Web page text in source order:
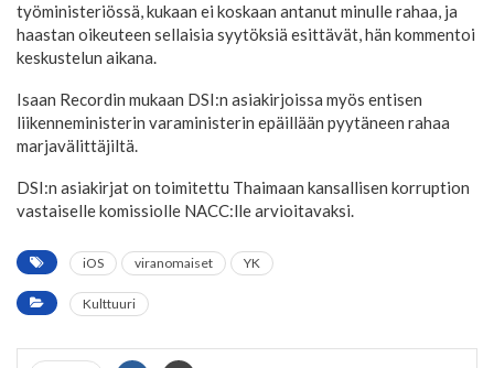
työministeriössä, kukaan ei koskaan antanut minulle rahaa, ja
haastan oikeuteen sellaisia syytöksiä esittävät, hän kommentoi
keskustelun aikana.
Isaan Recordin mukaan DSI:n asiakirjoissa myös entisen
liikenneministerin varaministerin epäillään pyytäneen rahaa
marjavälittäjiltä.
DSI:n asiakirjat on toimitettu Thaimaan kansallisen korruption
vastaiselle komissiolle NACC:lle arvioitavaksi.
iOS viranomaiset YK
Kulttuuri